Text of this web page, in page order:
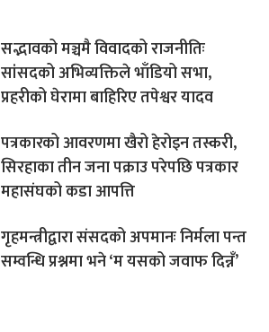
सद्भावको मञ्चमै विवादको राजनीतिः
सांसदको अभिव्यक्तिले भाँडियो सभा,
प्रहरीको घेरामा बाहिरिए तपेश्वर यादव
पत्रकारको आवरणमा खैरो हेरोइन तस्करी,
सिरहाका तीन जना पक्राउ परेपछि पत्रकार
महासंघको कडा आपत्ति
गृहमन्त्रीद्वारा संसदको अपमानः निर्मला पन्त
सम्वन्धि प्रश्नमा भने ‘म यसको जवाफ दिन्नँ’